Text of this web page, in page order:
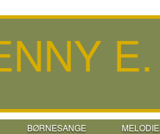
BØRNESANGE